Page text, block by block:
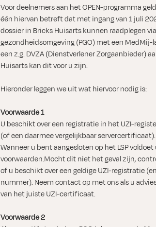
Voor deelnemers aan het OPEN-programma
één hiervan betreft dat met ingang van 1 juli
dossier in Bricks Huisarts kunnen raadplegen
gezondheidsomgeving (PGO) met een MedMij-
een z.g. DVZA (Dienstverlener Zorgaanbieder)
Huisarts kan dit voor u zijn.
Hieronder leggen we uit wat hiervoor nodig is:
Voorwaarde 1
U beschikt over een registratie in het UZI-
(of een daarmee vergelijkbaar servercertificaat).
Wanneer u bent aangesloten op het LSP voldoet
voorwaarden.Mocht dit niet het geval zijn,
of u beschikt over een geldige UZI-registratie
nummer). Neem contact op met ons als u
van het juiste UZI-certificaat.
Voorwaarde 2